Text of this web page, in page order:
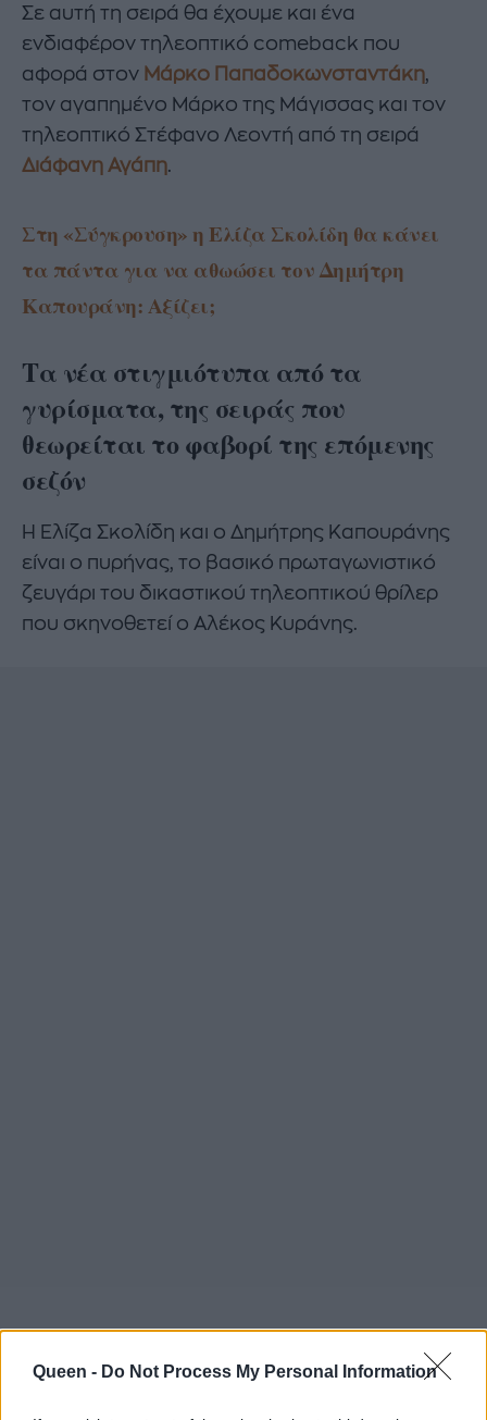
Queen - Do Not Process My Personal Information
Σε αυτή τη σειρά θα έχουμε και ένα
ενδιαφέρον τηλεοπτικό comeback που
αφορά στον Μάρκο Παπαδοκωνσταντάκη,
τον αγαπημένο Μάρκο της Μάγισσας και τον
τηλεοπτικό Στέφανο Λεοντή από τη σειρά
Διάφανη Αγάπη.
Στη «Σύγκρουση» η Ελίζα Σκολίδη θα κάνει
τα πάντα για να αθωώσει τον Δημήτρη
Καπουράνη: Αξίζει;
Τα νέα στιγμιότυπα από τα
γυρίσματα, της σειράς που
θεωρείται το φαβορί της επόμενης
σεζόν
Η Ελίζα Σκολίδη και ο Δημήτρης Καπουράνης
είναι ο πυρήνας, το βασικό πρωταγωνιστικό
ζευγάρι του δικαστικού τηλεοπτικού θρίλερ
που σκηνοθετεί ο Αλέκος Κυράνης.